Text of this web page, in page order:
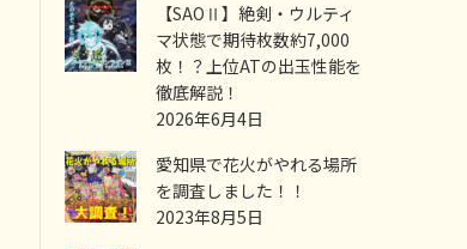
【SAOⅡ】絶剣・ウルティ
マ状態で期待枚数約7,000
枚！？上位ATの出玉性能を
徹底解説！
2026年6月4日
愛知県で花火がやれる場所
を調査しました！！
2023年8月5日